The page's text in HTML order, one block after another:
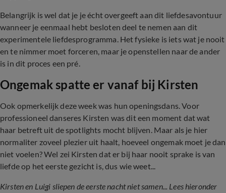
Belangrijk is wel dat je je écht overgeeft aan dit liefdesavontuur
wanneer je eenmaal hebt besloten deel te nemen aan dit
experimentele liefdesprogramma. Het fysieke is iets wat je nooit
en te nimmer moet forceren, maar je openstellen naar de ander
is in dit proces een pré.
Ongemak spatte er vanaf bij Kirsten
Ook opmerkelijk deze week was hun openingsdans. Voor
professioneel danseres Kirsten was dit een moment dat wat
haar betreft uit de spotlights mocht blijven. Maar als je hier
normaliter zoveel plezier uit haalt, hoeveel ongemak moet je dan
niet voelen? Wel zei Kirsten dat er bij haar nooit sprake is van
liefde op het eerste gezicht is, dus wie weet...
Kirsten en Luigi sliepen de eerste nacht niet samen... Lees hieronder